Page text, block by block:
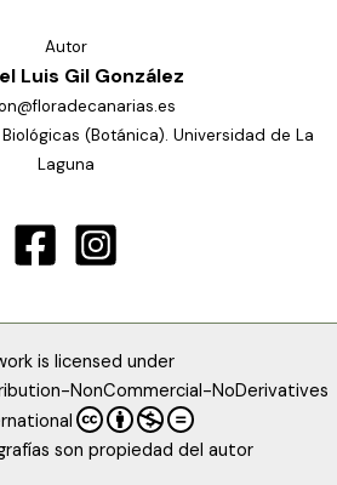
Autor
Luis Gil González
(Botánica). Universidad de La
Laguna
is licensed under
NonCommercial-NoDerivatives
son propiedad del autor